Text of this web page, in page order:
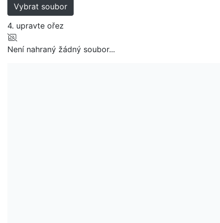
Vybrat soubor
4. upravte ořez
Není nahraný žádný soubor...